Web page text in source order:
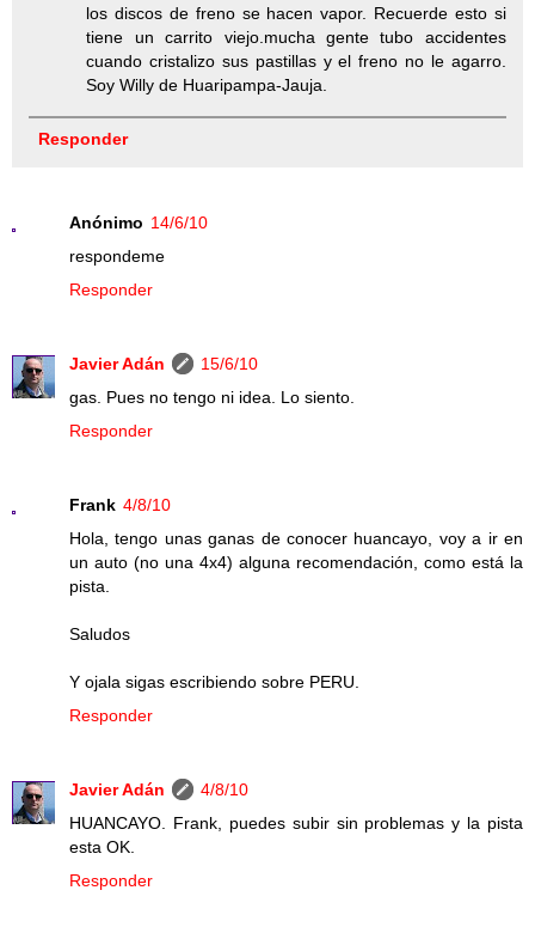
los discos de freno se hacen vapor. Recuerde esto si
tiene un carrito viejo.mucha gente tubo accidentes
cuando cristalizo sus pastillas y el freno no le agarro.
Soy Willy de Huaripampa-Jauja.
Responder
Anónimo 14/6/10
respondeme
Responder
Javier Adán
15/6/10
gas. Pues no tengo ni idea. Lo siento.
Responder
Frank 4/8/10
Hola, tengo unas ganas de conocer huancayo, voy a ir en
un auto (no una 4x4) alguna recomendación, como está la
pista.
Saludos
Y ojala sigas escribiendo sobre PERU.
Responder
Javier Adán
4/8/10
HUANCAYO. Frank, puedes subir sin problemas y la pista
esta OK.
Responder